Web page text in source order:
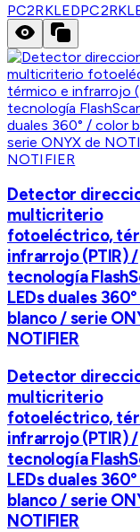
PC2RKLED
NOTIFIER
Detector
multicriterio
fotoeléctrico,
infrarrojo (PTIR) /
tecnología
LEDs duales
blanco / serie
NOTIFIER
Detector
multicriterio
fotoeléctrico,
infrarrojo (PTIR) /
tecnología
LEDs duales
blanco / serie
NOTIFIER